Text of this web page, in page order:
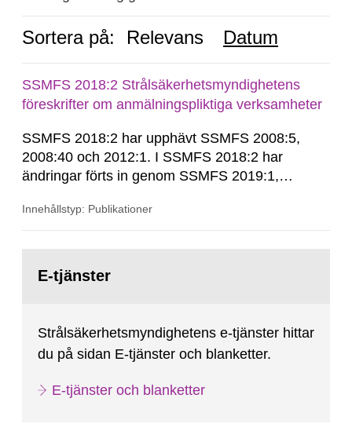
Sortera på: Relevans Datum
SSMFS 2018:2 Strålsäkerhetsmyndighetens
föreskrifter om anmälningspliktiga verksamheter
SSMFS 2018:2 har upphävt SSMFS 2008:5,
2008:40 och 2012:1. I SSMFS 2018:2 har
ändringar förts in genom SSMFS 2019:1,
Innehållstyp: Publikationer
sida:E-tjänster
Strålsäkerhetsmyndighetens e-tjänster hittar
du på sidan E-tjänster och blanketter.
E-tjänster och blanketter